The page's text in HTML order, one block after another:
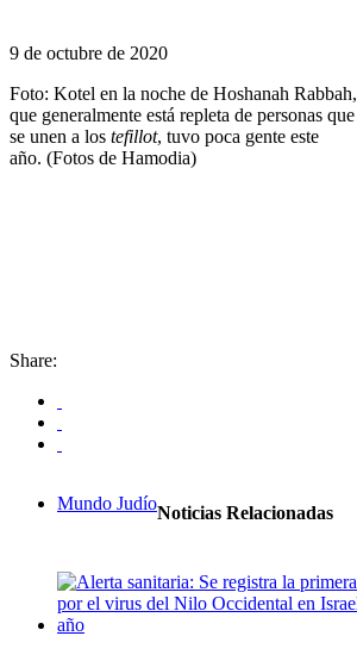
9 de octubre de 2020
Foto: Kotel en la noche de Hoshanah Rabbah,
que generalmente está repleta de personas que
se unen a los tefillot, tuvo poca gente este
año. (Fotos de Hamodia)
Share:
Mundo JudíoNoticias Relacionadas